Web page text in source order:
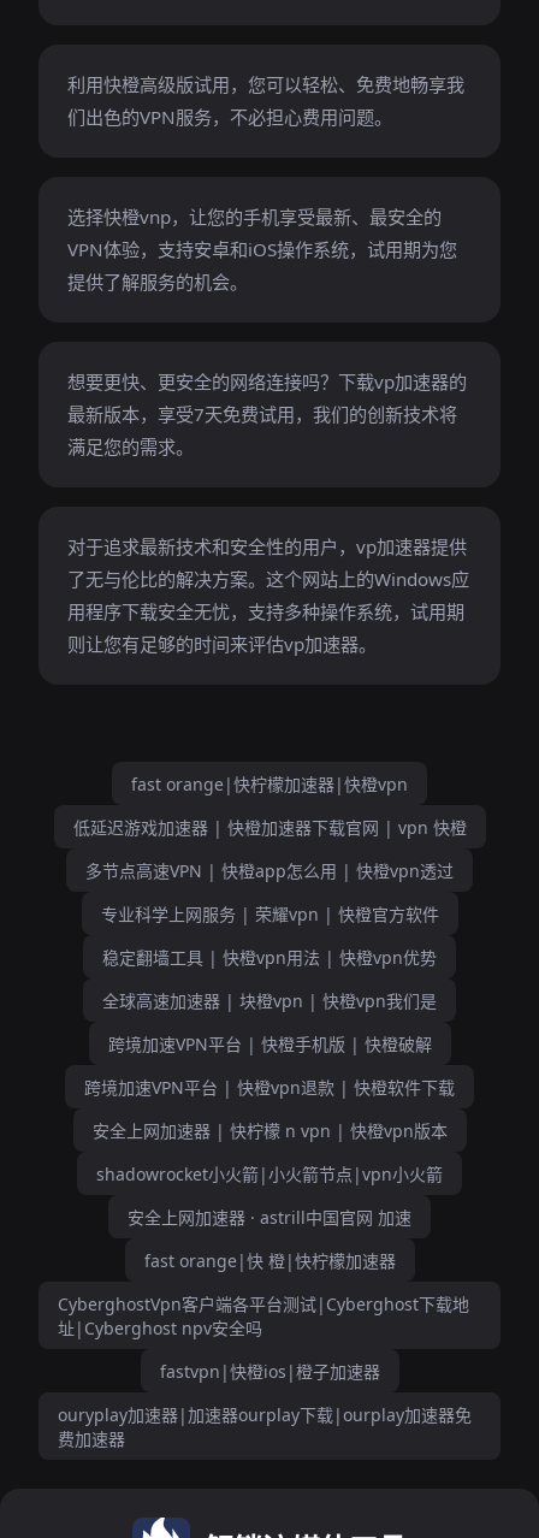
利用快橙高级版试用，您可以轻松、免费地畅享我
们出色的VPN服务，不必担心费用问题。
选择快橙vnp，让您的手机享受最新、最安全的
VPN体验，支持安卓和iOS操作系统，试用期为您
提供了解服务的机会。
想要更快、更安全的网络连接吗？下载vp加速器的
最新版本，享受7天免费试用，我们的创新技术将
满足您的需求。
对于追求最新技术和安全性的用户，vp加速器提供
了无与伦比的解决方案。这个网站上的Windows应
用程序下载安全无忧，支持多种操作系统，试用期
则让您有足够的时间来评估vp加速器。
fast orange|快柠檬加速器|快橙vpn
低延迟游戏加速器 | 快橙加速器下载官网 | vpn 快橙
多节点高速VPN | 快橙app怎么用 | 快橙vpn透过
专业科学上网服务 | 荣耀vpn | 快橙官方软件
稳定翻墙工具 | 快橙vpn用法 | 快橙vpn优势
全球高速加速器 | 块橙vpn | 快橙vpn我们是
跨境加速VPN平台 | 快橙手机版 | 快橙破解
跨境加速VPN平台 | 快橙vpn退款 | 快橙软件下载
安全上网加速器 | 快柠檬 n vpn | 快橙vpn版本
shadowrocket小火箭|小火箭节点|vpn小火箭
安全上网加速器 · astrill中国官网 加速
fast orange|快 橙|快柠檬加速器
CyberghostVpn客户端各平台测试|Cyberghost下载地
址|Cyberghost npv安全吗
fastvpn|快橙ios|橙子加速器
ouryplay加速器|加速器ourplay下载|ourplay加速器免
费加速器